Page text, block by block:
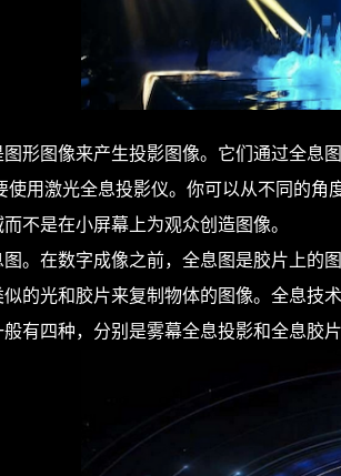
图像来产生投影图像。它们通过全息
用激光全息投影仪。你可以从不同的
不是在小屏幕上为观众创造图像。
在数字成像之前，全息图是胶片上的
的光和胶片来复制物体的图像。全息
有四种，分别是雾幕全息投影和全息胶